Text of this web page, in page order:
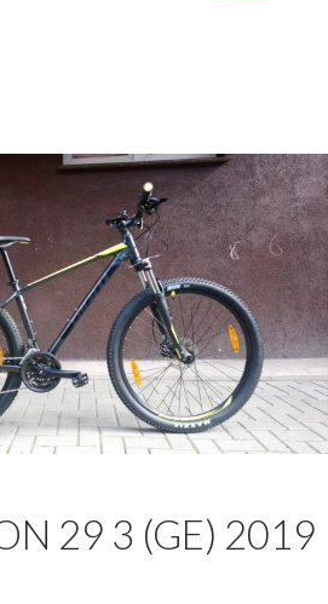
29 3 (GE) 2019